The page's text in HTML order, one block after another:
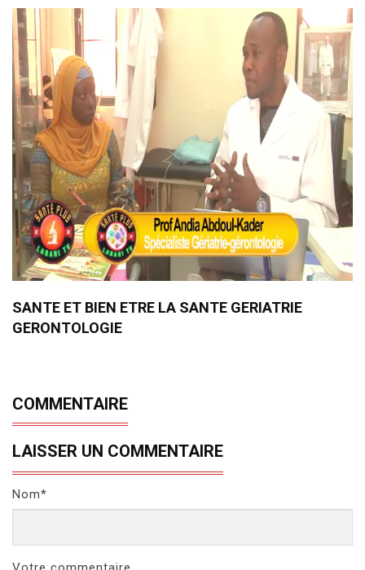
SANTE ET BIEN ETRE LA SANTE GERIATRIE
GERONTOLOGIE
COMMENTAIRE
LAISSER UN COMMENTAIRE
Nom*